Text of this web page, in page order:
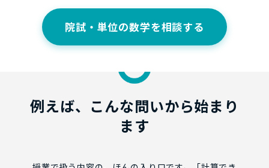
院試・単位の数学を相談する
例えば、こんな問いから始まり
ます